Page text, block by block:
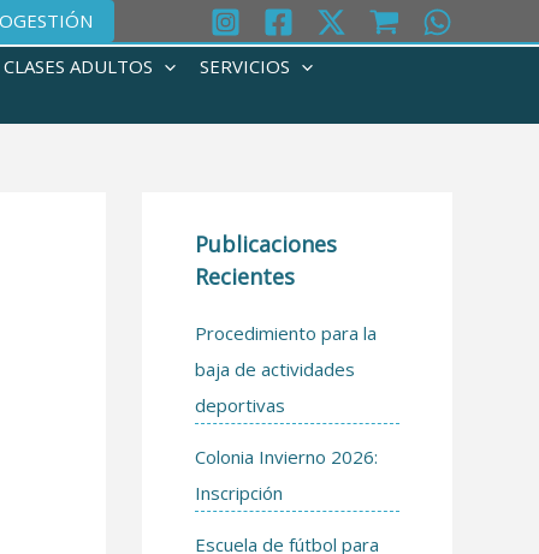
CLASES ADULTOS
SERVICIOS
Publicaciones
Recientes
Procedimiento para la
baja de actividades
deportivas
Colonia Invierno 2026:
Inscripción
Escuela de fútbol para